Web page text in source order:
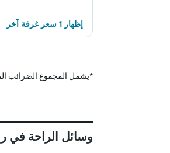
إظهار 1 سعر غرفة آخر
*يشمل المجموع الضرائب
وسائل الراحة في